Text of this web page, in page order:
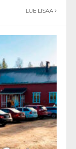
LUE LISÄÄ